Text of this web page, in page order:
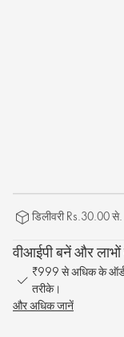
डिलीवरी Rs.30.00 से.
वीआईपी बनें और
₹999 से अधिक के
तरीके।
और अधिक जानें